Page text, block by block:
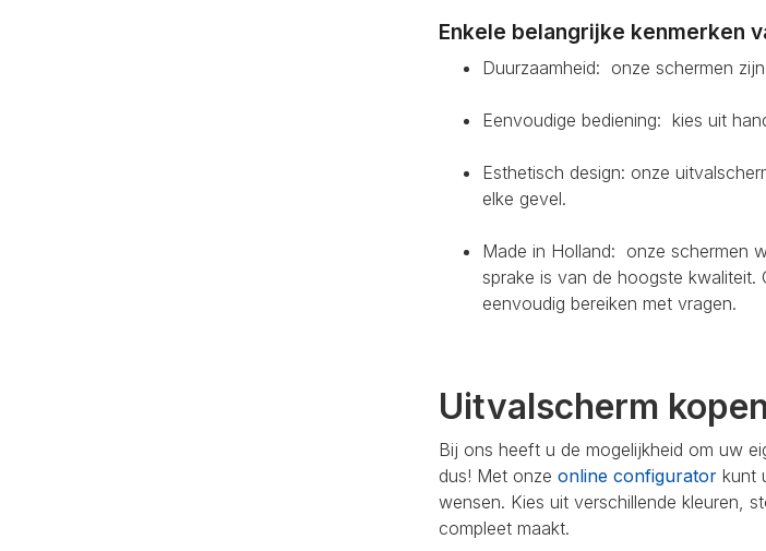
Enkele belangrijke kenmerken
Duurzaamheid: onze schermen
Eenvoudige bediening: kies uit
Esthetisch design: onze
elke gevel.
Made in Holland: onze schermen
sprake is van de hoogste kwaliteit.
eenvoudig bereiken met vragen.
Uitvalscherm
Bij ons heeft u de mogelijkheid om uw
dus! Met onze online configurator kunt
wensen. Kies uit verschillende kleuren,
compleet maakt.